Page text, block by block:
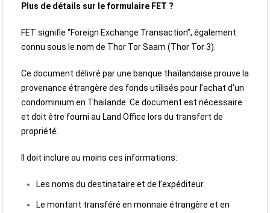
Plus de détails sur le formulaire FET ?
FET signifie “Foreign Exchange Transaction”, également
connu sous le nom de Thor Tor Saam (Thor Tor 3).
Ce document délivré par une banque thaïlandaise prouve la
provenance étrangère des fonds utilisés pour l’achat d’un
condominium en Thailande. Ce document est nécessaire
et doit être fourni au Land Office lors du transfert de
propriété.
Il doit inclure au moins ces informations:
Les noms du destinataire et de l’expéditeur.
Le montant transféré en monnaie étrangère et en